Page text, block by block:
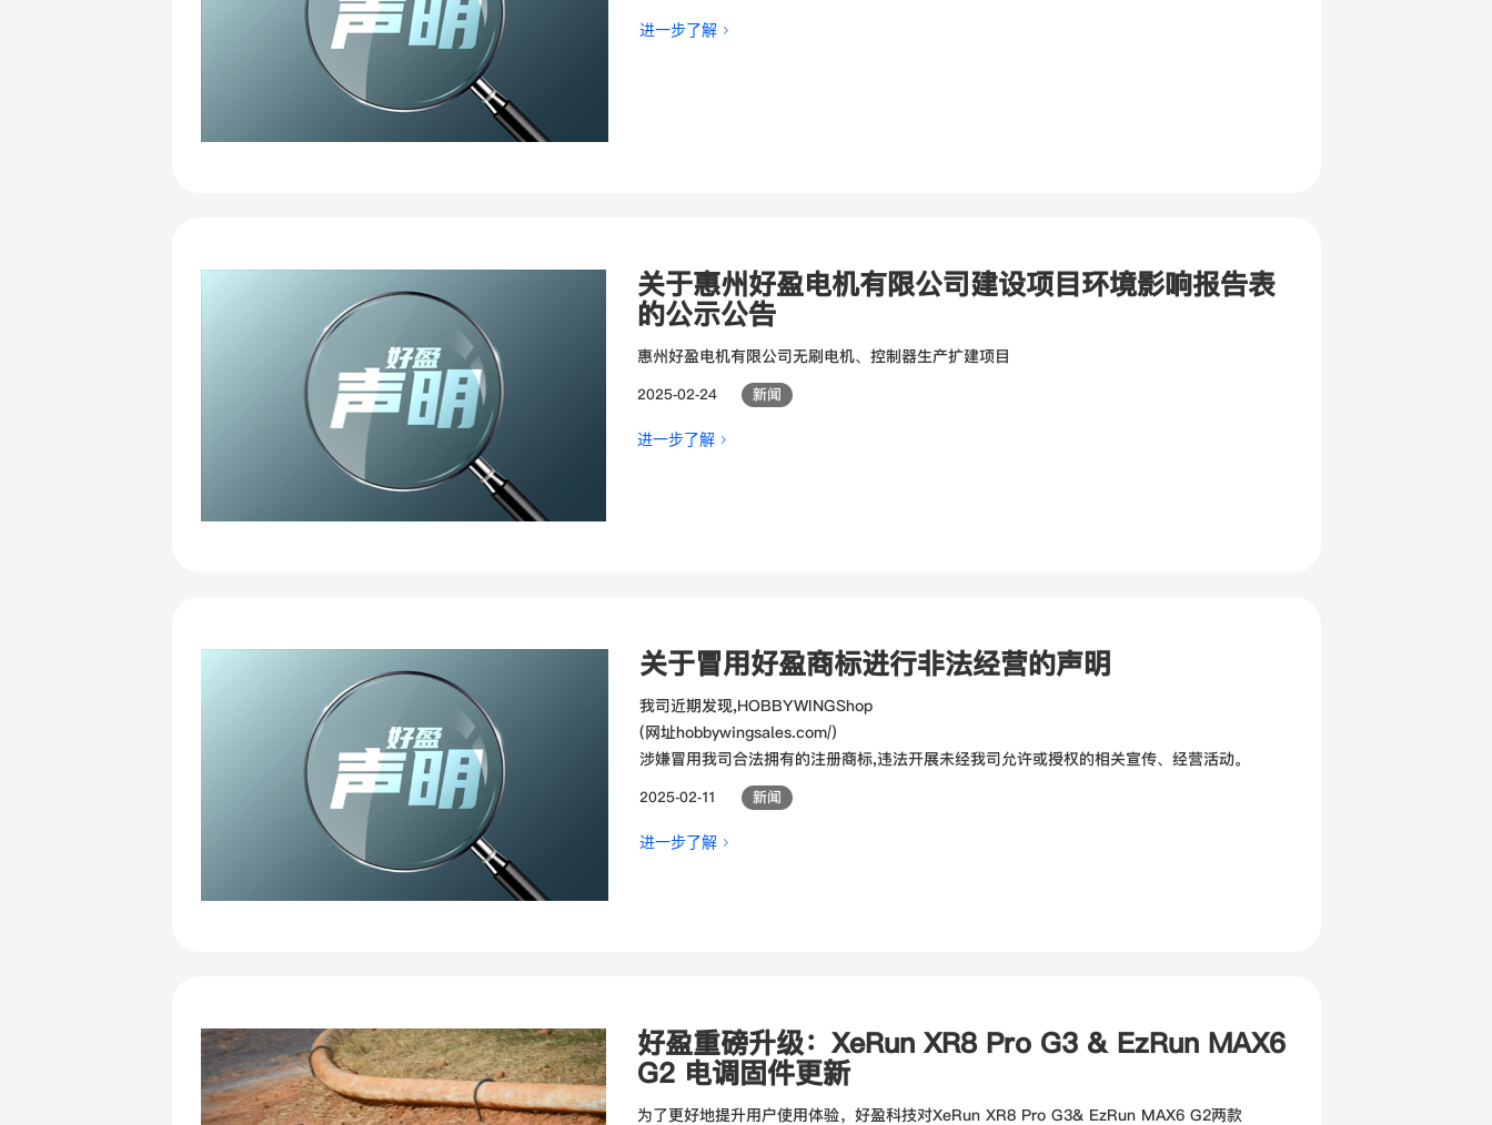
进一步了解 >
关于惠州好盈电机有限公司建设项目环境影响报告表
的公示公告
惠州好盈电机有限公司无刷电机、控制器生产扩建项目
2025-02-24 新闻
进一步了解 >
关于冒用好盈商标进行非法经营的声明
我司近期发现,HOBBYWINGShop
(网址hobbywingsales.com/)
涉嫌冒用我司合法拥有的注册商标,违法开展未经我司允许或授权的相关宣传、经营活动。
2025-02-11 新闻
进一步了解 >
好盈重磅升级：XeRun XR8 Pro G3 & EzRun MAX6
G2 电调固件更新
为了更好地提升用户使用体验，好盈科技对XeRun XR8 Pro G3& EzRun MAX6 G2两款